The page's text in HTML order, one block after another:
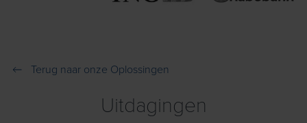
Terug naar onze Oplossingen
Uitdagingen